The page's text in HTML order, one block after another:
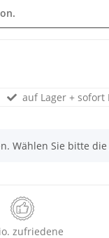
auf Lager + sofort
Wählen Sie bitte
zufriedene